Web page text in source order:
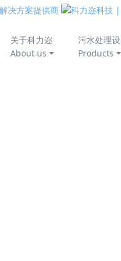
关于科力迩
About us
污水处理
Products
设美丽中
放的污水，其污染成分